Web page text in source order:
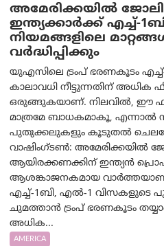
അമേരിക്കയില്‍ ജോലി
ഇന്ത്യക്കാർക്ക് എച്ച്-
നിയമങ്ങളിലെ
വർദ്ധിപ്പിക്കും
യുഎസിലെ ട്രംപ് ഭരണകൂടം
കാലാവധി നീട്ടുന്നതിന്
ഒരുങ്ങുകയാണ്. നിലവിൽ, ഈ
മാത്രമേ ബാധകമാകൂ, എന്നാൽ
പുതുക്കലുകളും കൂടുതൽ
വാഷിംഗ്ടണ്‍: അമേരിക്കയില്‍
ആയിരക്കണക്കിന് ഇന്ത്യൻ
ആശങ്കാജനകമായ
എച്ച്-1ബി, എൽ-1 വിസകളുടെ
ചുമത്താൻ ട്രംപ് ഭരണകൂടം
അധിക...
AMERICA